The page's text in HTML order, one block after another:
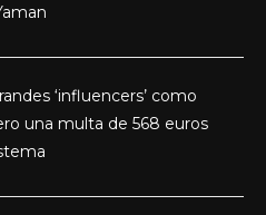
‘influencers’ como
una multa de 568 euros